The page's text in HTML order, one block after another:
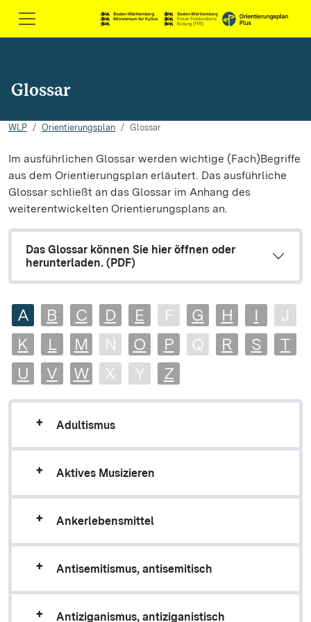
Glossar
WLP Orientierungsplan Glossar
Im ausführlichen Glossar werden wichtige (Fach)Begriffe
aus dem Orientierungsplan erläutert. Das ausführliche
Glossar schließt an das Glossar im Anhang des
weiterentwickelten Orientierungsplans an.
Das Glossar können Sie hier öffnen oder
herunterladen. (PDF)
A B C D E F G H I
J
K
L M N O P Q R S
T
U
V W X Y Z
Adultismus
Aktives Musizieren
Ankerlebensmittel
Antisemitismus, antisemitisch
Antiziganismus, antiziganistisch